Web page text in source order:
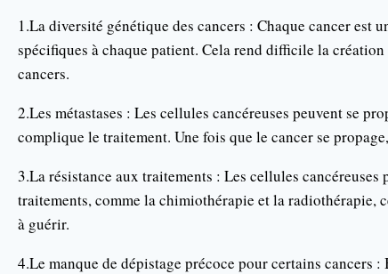
1.La diversité génétique des cancers : Chaque cancer est
spécifiques à chaque patient. Cela rend difficile la
cancers.
2.Les métastases : Les cellules cancéreuses peuvent se
complique le traitement. Une fois que le cancer se
3.La résistance aux traitements : Les cellules cancéreuses
traitements, comme la chimiothérapie et la radiothérapie,
à guérir.
4.Le manque de dépistage précoce pour certains cancers :